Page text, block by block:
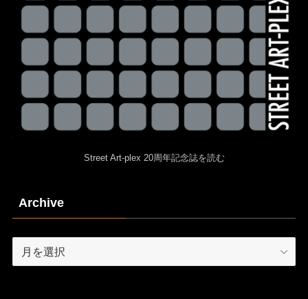
Street Art-plex 20周年記念誌を読む
Archive
Archive